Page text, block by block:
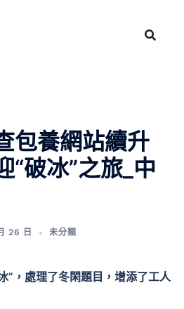
包養網站續升
“破冰”之旅_中
26 日 未分類
”，處理了冬閑題目，增添了工人